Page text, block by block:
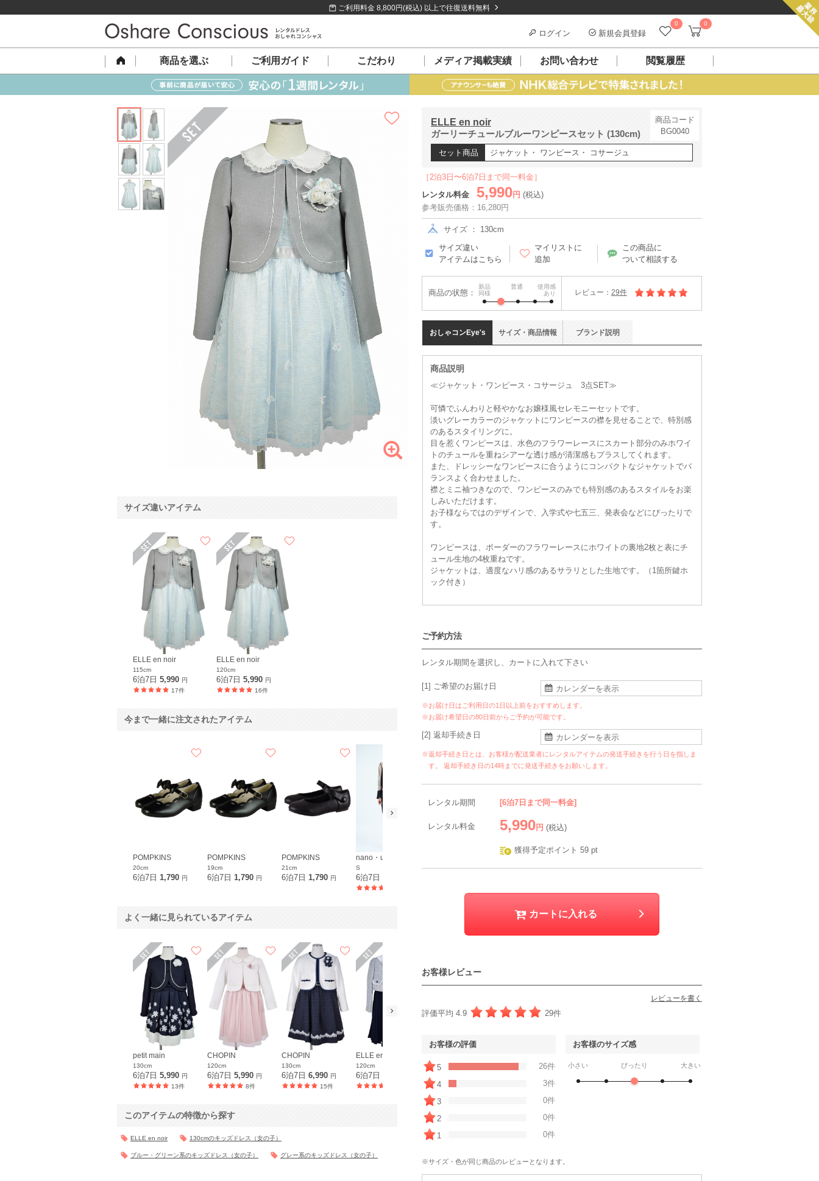
ご利用料金 8,800円(税込) 以上で往復送料無料
0 0
ログイン 新規会員登録
商品を選ぶ ご利用ガイド こだわり メディア掲載実績 お問い合わせ 閲覧履歴
ELLE en noir
ガーリーチュールブルーワンピースセット (130cm)
商品コード
BG0040
セット商品 ジャケット・ ワンピース・ コサージュ
［2泊3日〜6泊7日まで同一料金］
レンタル料金
5,990 円 (税込)
参考販売価格：16,280円
サイズ ： 130cm
サイズ違い
アイテムはこちら
マイリストに
追加
この商品に
ついて相談する
商品の状態：
新品
同様
普通
使用感
あり
レビュー： 29件
おしゃコンEye's
商品説明
≪ジャケット・ワンピース・コサージュ 3点SET≫
可憐でふんわりと軽やかなお嬢様風セレモニーセットです。
淡いグレーカラーのジャケットにワンピースの襟を見せることで、特別感
のあるスタイリングに。
目を惹くワンピースは、水色のフラワーレースにスカート部分のみホワイ
トのチュールを重ねシアーな透け感が清潔感もプラスしてくれます。
また、ドレッシーなワンピースに合うようにコンパクトなジャケットでバ
ランスよく合わせました。
襟とミニ袖つきなので、ワンピースのみでも特別感のあるスタイルをお楽
しみいただけます。
お子様ならではのデザインで、入学式や七五三、発表会などにぴったりで
す。
ワンピースは、ボーダーのフラワーレースにホワイトの裏地2枚と表にチ
ュール生地の4枚重ねです。
ジャケットは、適度なハリ感のあるサラリとした生地です。（1箇所鍵ホ
ック付き）
サイズ・ 商品情報 ブランド説明
ご予約方法
レンタル期間を選択し、カートに入れて下さい
[1] ご希望のお届け日
※お届け日はご利用日の1日以上前をおすすめします。
※お届け希望日の80日前からご予約が可能です。
[2] 返却手続き日
※返却手続き日とは、お客様が配送業者にレンタルアイテムの発送手続きを行う日を指しま
す。 返却手続き日の14時までに発送手続きをお願いします。
レンタル期間 [6泊7日まで同一料金]
レンタル料金 5,990 円 (税込)
獲得予定ポイント 59 pt
カートに入れる
お客様レビュー
レビューを書く
評価平均 4.9 29件
お客様の評価
5
26件
4
3件
3
0件
2
0件
1
0件
お客様のサイズ感
小さい ぴったり 大きい
※サイズ・色が同じ商品のレビューとなります。
サイズ違いアイテム
ELLE en noir
115cm
6泊7日 5,990 円
17件
ELLE en noir
120cm
6泊7日5,990 円
16件
今まで一緒に注文されたアイテム
POMPKINS
20cm
6泊7日 1,790 円
POMPKINS
19cm
6泊7日1,790 円
POMPKINS
21cm
6泊7日1,790 円
nano・universe
S
6泊7日
S
AIMER
L M S
よく一緒に見られているアイテム
petit main
130cm
6泊7日 5,990 円
13件
CHOPIN
120cm
6泊7日5,990 円
8件
CHOPIN
130cm
6泊7日6,990 円
15件
ELLE en noir
120cm
6泊7日
115cm
10件
120cm
このアイテムの特徴から探す
ELLE en noir 130cmのキッズドレス（女の子）
ブルー・グリーン系のキッズドレス（女の子） グレー系のキッズドレス（女の子）